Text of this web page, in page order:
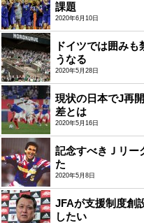
課題
2020年6月10日
ドイツでは囲み
うなる
2020年5月28日
現状の日本でJ再
差とは
2020年5月16日
記念すべきＪリー
た
2020年5月8日
JFAが支援制度創
したい